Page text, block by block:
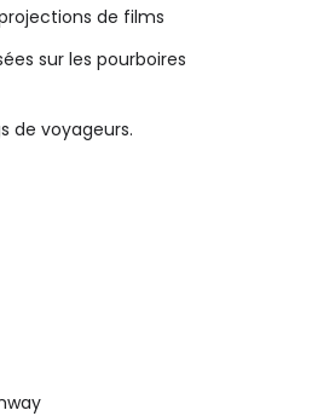
de films
sur les pourboires
de voyageurs.